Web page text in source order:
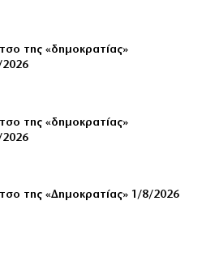
της «δημοκρατίας»
της «δημοκρατίας»
της «Δημοκρατίας» 1/8/2026